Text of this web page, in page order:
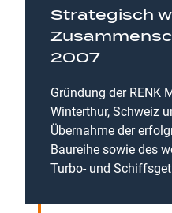
Strategisch
2007
Gründung der RENK
Winterthur, Schweiz
Übernahme der
Baureihe sowie des
Turbo- und